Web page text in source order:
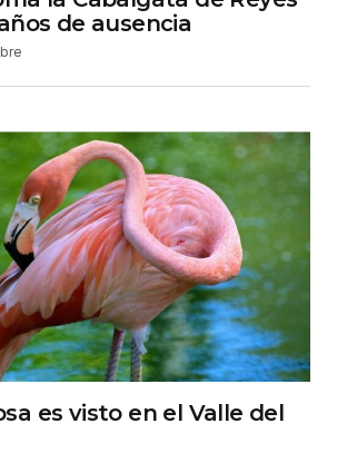
de ausencia
es visto en el Valle del